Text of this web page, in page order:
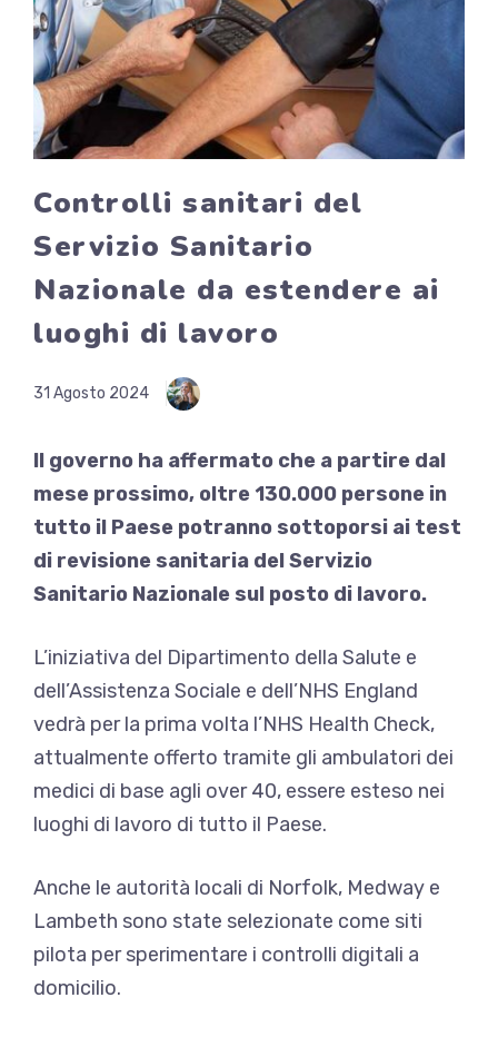
Controlli sanitari del
Servizio Sanitario
Nazionale da estendere ai
luoghi di lavoro
31 Agosto 2024
Il governo ha affermato che a partire dal
mese prossimo, oltre 130.000 persone in
tutto il Paese potranno sottoporsi ai test
di revisione sanitaria del Servizio
Sanitario Nazionale sul posto di lavoro.
L’iniziativa del Dipartimento della Salute e
dell’Assistenza Sociale e dell’NHS England
vedrà per la prima volta l’NHS Health Check,
attualmente offerto tramite gli ambulatori dei
medici di base agli over 40, essere esteso nei
luoghi di lavoro di tutto il Paese.
Anche le autorità locali di Norfolk, Medway e
Lambeth sono state selezionate come siti
pilota per sperimentare i controlli digitali a
domicilio.